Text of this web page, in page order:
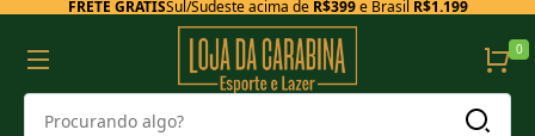
FRETE GRÁTISSul/Sudeste acima de R$399e Brasil R$1.199
0